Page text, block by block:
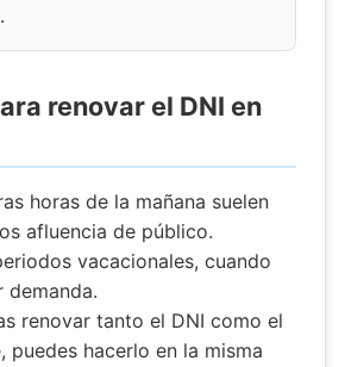
renovar el DNI en
horas de la mañana suelen
afluencia de público.
vacacionales, cuando
demanda.
renovar tanto el DNI como el
puedes hacerlo en la misma